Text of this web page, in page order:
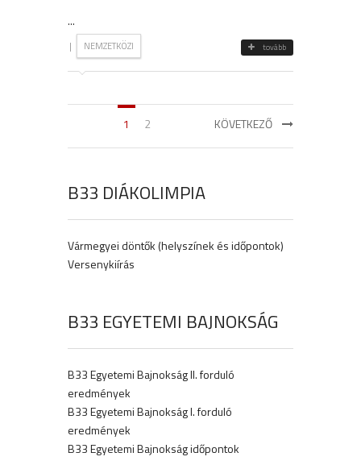
...
| NEMZETKÖZI tovább
1 2 KÖVETKEZŐ
B33 DIÁKOLIMPIA
Vármegyei döntők (helyszínek és időpontok)
Versenykiírás
B33 EGYETEMI BAJNOKSÁG
B33 Egyetemi Bajnokság II. forduló
eredmények
B33 Egyetemi Bajnokság I. forduló
eredmények
B33 Egyetemi Bajnokság időpontok